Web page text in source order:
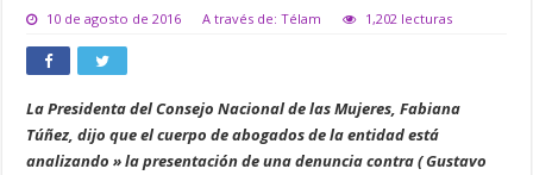
10 de agosto de 2016 A través de: Télam 1,202 lecturas
La Presidenta del Consejo Nacional de las Mujeres, Fabiana
Túñez, dijo que el cuerpo de abogados de la entidad está
analizando » la presentación de una denuncia contra ( Gustavo